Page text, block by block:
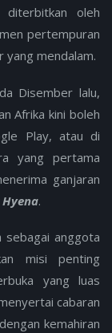
diterbitkan oleh
pertempuran
mendalam.
Disember lalu,
Afrika kini boleh
Play, atau di
yang pertama
ganjaran
.
sebagai anggota
misi penting
yang luas
cabaran
kemahiran